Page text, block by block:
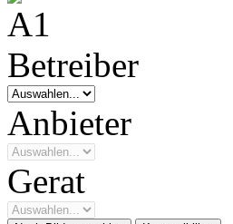
Betreiber
Anbieter
Gerat